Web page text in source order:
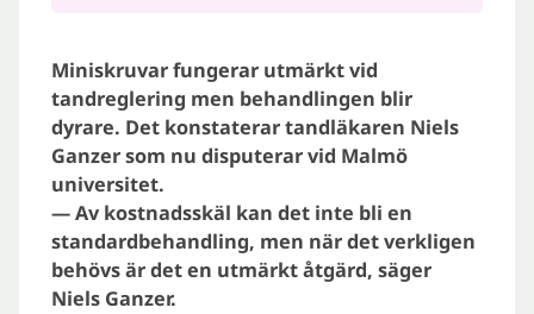
Miniskruvar fungerar utmärkt vid
tandreglering men behandlingen blir
dyrare. Det konstaterar tandläkaren Niels
Ganzer som nu disputerar vid Malmö
universitet.
— Av kostnadsskäl kan det inte bli en
standardbehandling, men när det verkligen
behövs är det en utmärkt åtgärd, säger
Niels Ganzer.